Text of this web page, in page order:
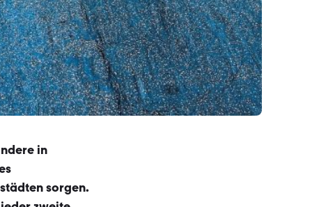
in
sorgen.